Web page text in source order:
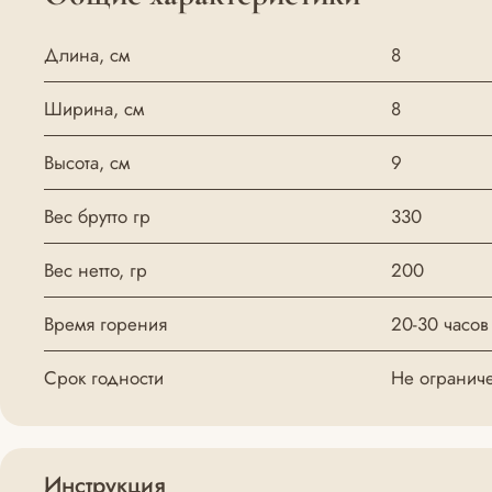
Длина, см 8
Ширина, см 8
Высота, см 9
Вес брутто гр 330
Вес нетто, гр 200
Время горения 20-30 часов
Срок годности Не